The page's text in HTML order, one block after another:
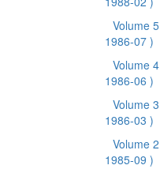
Volume 5
1986-07 )
Volume 4
1986-06 )
Volume 3
1986-03 )
Volume 2
1985-09 )